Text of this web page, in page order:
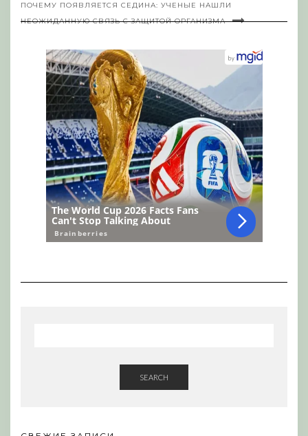
ПОЧЕМУ ПОЯВЛЯЕТСЯ СЕДИНА: УЧЕНЫЕ НАШЛИ
НЕОЖИДАННУЮ СВЯЗЬ С ЗАЩИТОЙ ОРГАНИЗМА
SEARCH